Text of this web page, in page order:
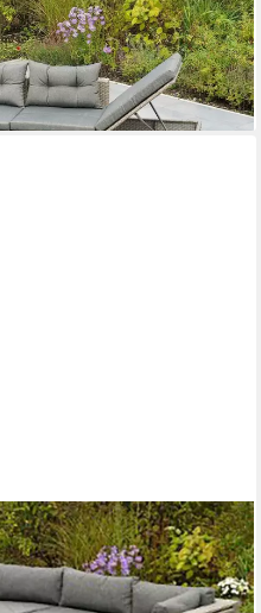
inkl. Auflagen, Aufstellmaß